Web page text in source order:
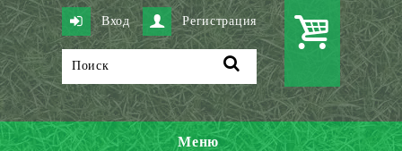
Вход Регистрация
Меню